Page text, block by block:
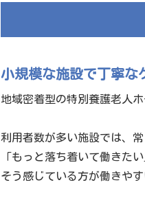
小規模な施設で丁寧な
地域密着型の特別養護老人
利用者数が多い施設では、
「もっと落ち着いて働きた
そう感じている方が働きや